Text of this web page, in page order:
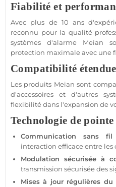
Fiabilité et
Avec plus de 10 ans
reconnu pour la qualité
systèmes d'alarme Meian
protection maximale avec une
Compatibilité étendue
Les produits Meian sont
d'accessoires et d'autres
flexibilité dans l'expansion de
Technologie de pointe
Communication sans fil
interaction efficace entre les
Modulation sécurisée à
transmission sécurisée des
Mises à jour régulières du